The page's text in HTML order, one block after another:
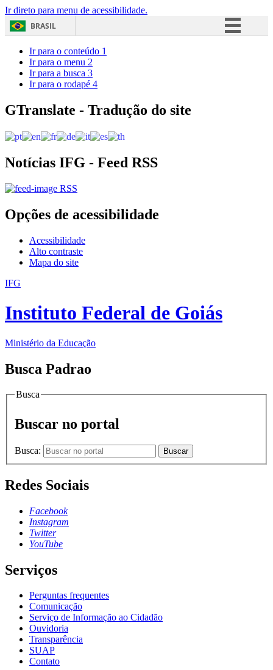
Ir direto para menu de acessibilidade.
BRASIL
Acesso à informação
Ir para o conteúdo 1
Ir para o menu 2
Ir para a busca 3
Ir para o rodapé 4
GTranslate - Tradução do site
Notícias IFG - Feed RSS
RSS
Opções de acessibilidade
Acessibilidade
Alto contraste
Mapa do site
IFG
Instituto Federal de Goiás
Ministério da Educação
Busca Padrao
Busca
Buscar no portal
Busca: Buscar
Redes Sociais
Facebook
Instagram
Twitter
YouTube
Serviços
Perguntas frequentes
Comunicação
Serviço de Informação ao Cidadão
Ouvidoria
Transparência
SUAP
Contato